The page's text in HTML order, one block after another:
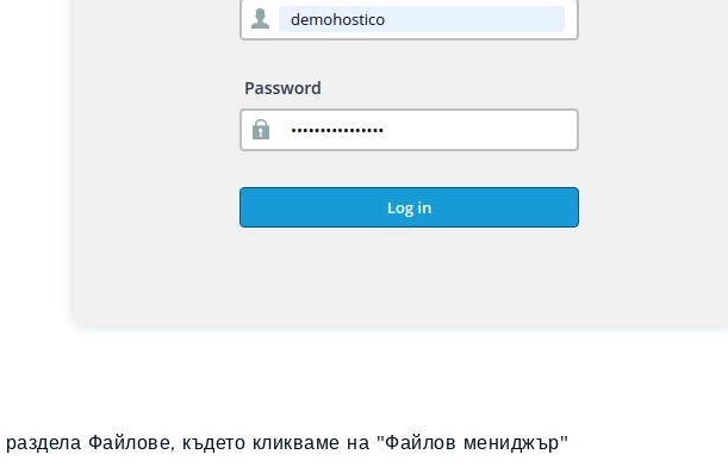
раздела Файлове, където кликваме на "Файлов мениджър"